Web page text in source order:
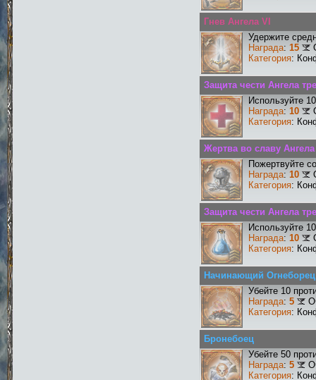
Гнев Ангела VI
Удержите
Награда: 15
Категория:
Защита чести Ангела
Используйте
Награда: 10
Категория:
Жертва во славу
Пожертвуйте
Награда: 10
Категория:
Защита чести Ангела
Используйте
Награда: 10
Категория:
Начинающий Огнеборец
Убейте 10
Награда: 5
Категория:
Бронебоец
Убейте 50
Награда: 5
Категория: